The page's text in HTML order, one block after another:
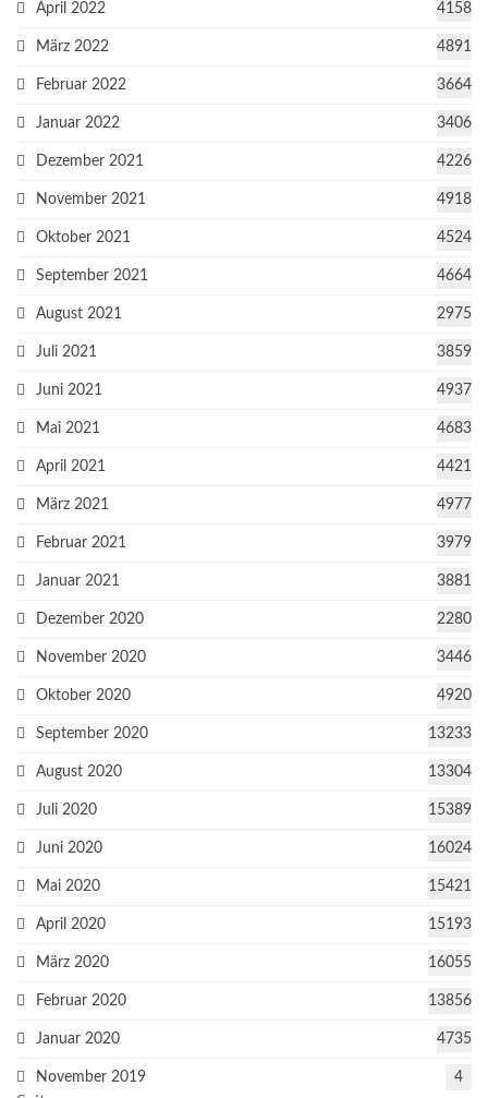
April 2022 4158
März 2022 4891
Februar 2022 3664
Januar 2022 3406
Dezember 2021 4226
November 2021 4918
Oktober 2021 4524
September 2021 4664
August 2021 2975
Juli 2021 3859
Juni 2021 4937
Mai 2021 4683
April 2021 4421
März 2021 4977
Februar 2021 3979
Januar 2021 3881
Dezember 2020 2280
November 2020 3446
Oktober 2020 4920
September 2020 13233
August 2020 13304
Juli 2020 15389
Juni 2020 16024
Mai 2020 15421
April 2020 15193
März 2020 16055
Februar 2020 13856
Januar 2020 4735
November 2019 4